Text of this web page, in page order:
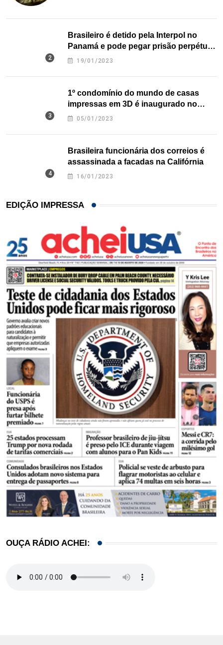
Brasileiro é detido pela Interpol no
Panamá e pode pegar prisão perpétua
nos EUA
19/01/2023
1º condomínio do mundo de casas
impressas em 3D é inaugurado no
Texas
05/01/2023
Brasileira funcionária dos correios é
assassinada a facadas na Califórnia
16/01/2023
EDIÇÃO IMPRESSA
OUÇA RÁDIO ACHEI: